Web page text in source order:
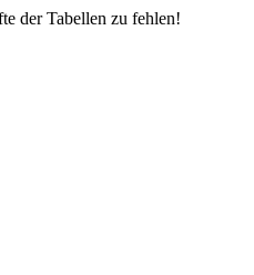
der Tabellen zu fehlen!